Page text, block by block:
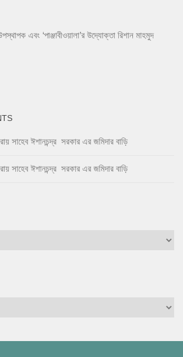
এবং ‘পাঞ্জাবীওয়ালা’র উদ্যোক্তা রিশান মাহমুদ
রায় সাহেব ঈশানচন্দ্র সরকার এর জমিদার বাড়ি
রায় সাহেব ঈশানচন্দ্র সরকার এর জমিদার বাড়ি